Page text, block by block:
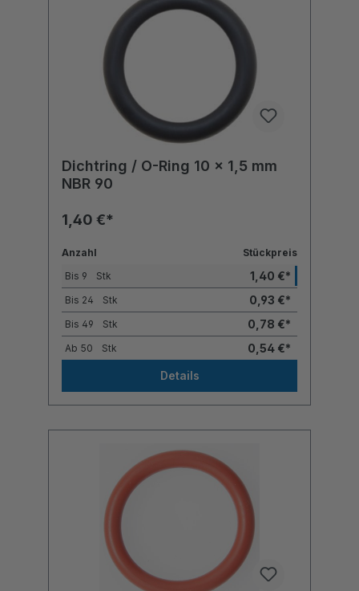
Dichtring / O-Ring 10 x 1,5 mm
NBR 90
1,40 €*
Anzahl
Stückpreis
Bis 9 Stk 1,40 €*
Bis 24 Stk 0,93 €*
Bis 49 Stk 0,78 €*
Ab 50 Stk
0,54 €*
Details